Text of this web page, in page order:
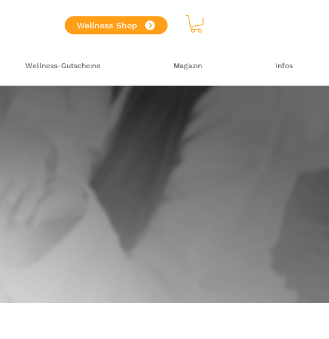
Wellness Shop
Wellness-Gutscheine Magazin Infos